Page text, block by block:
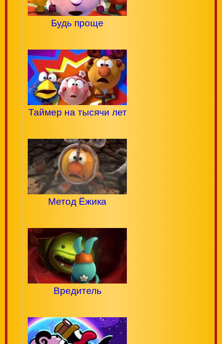
Будь проще
Таймер на тысячи лет
Метод Ёжика
Вредитель